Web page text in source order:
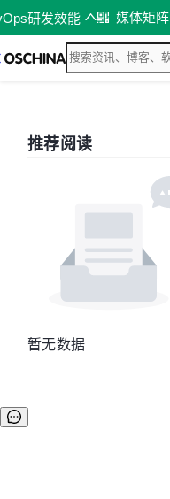
研发效能 媒体矩阵
推荐阅读
暂无数据